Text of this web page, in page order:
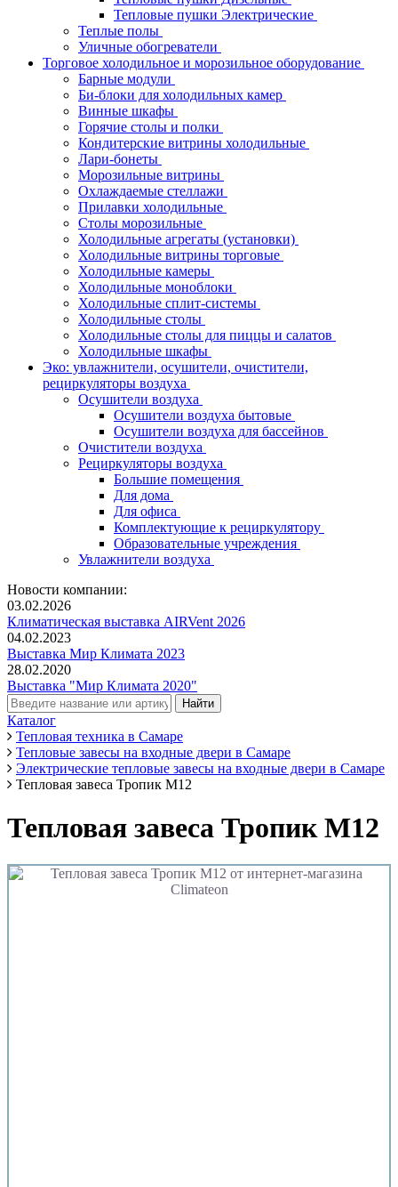
Тепловые пушки Электрические
Теплые полы
Уличные обогреватели
Торговое холодильное и морозильное оборудование
Барные модули
Би-блоки для холодильных камер
Винные шкафы
Горячие столы и полки
Кондитерские витрины холодильные
Лари-бонеты
Морозильные витрины
Охлаждаемые стеллажи
Прилавки холодильные
Столы морозильные
Холодильные агрегаты (установки)
Холодильные витрины торговые
Холодильные камеры
Холодильные моноблоки
Холодильные сплит-системы
Холодильные столы
Холодильные столы для пиццы и салатов
Холодильные шкафы
Эко: увлажнители, осушители, очистители,
рециркуляторы воздуха
Осушители воздуха
Осушители воздуха бытовые
Осушители воздуха для бассейнов
Очистители воздуха
Рециркуляторы воздуха
Большие помещения
Для дома
Для офиса
Комплектующие к рециркулятору
Образовательные учреждения
Увлажнители воздуха
Новости компании:
03.02.2026
Климатическая выставка AIRVent 2026
04.02.2023
Выставка Мир Климата 2023
28.02.2020
Выставка "Мир Климата 2020"
Каталог
Тепловая техника в Самаре
Тепловые завесы на входные двери в Самаре
Электрические тепловые завесы на входные двери в Самаре
Тепловая завеса Тропик М12
Тепловая завеса Тропик М12